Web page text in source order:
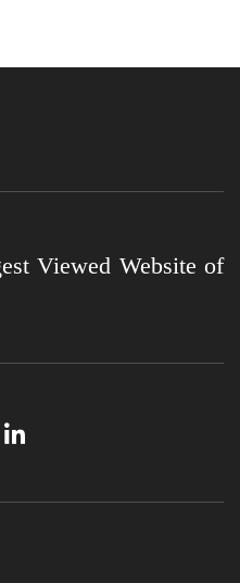
Viewed Website of